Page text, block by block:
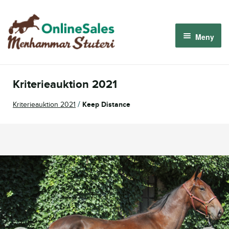
Hoppa
till
navigering
Hoppa
till
innehåll
Meny
Så fungerar det
Logga in
Kriterieauktion 2021
Kriterieauktion 2021 / Keep Distance